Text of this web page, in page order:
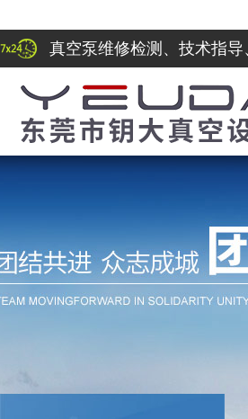
真空泵维修检测、技术指导